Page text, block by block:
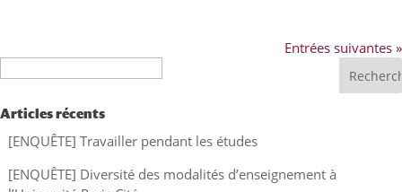
Entrées suivantes »
Articles récents
[ENQUÊTE] Travailler pendant les études
[ENQUÊTE] Diversité des modalités d’enseignement à